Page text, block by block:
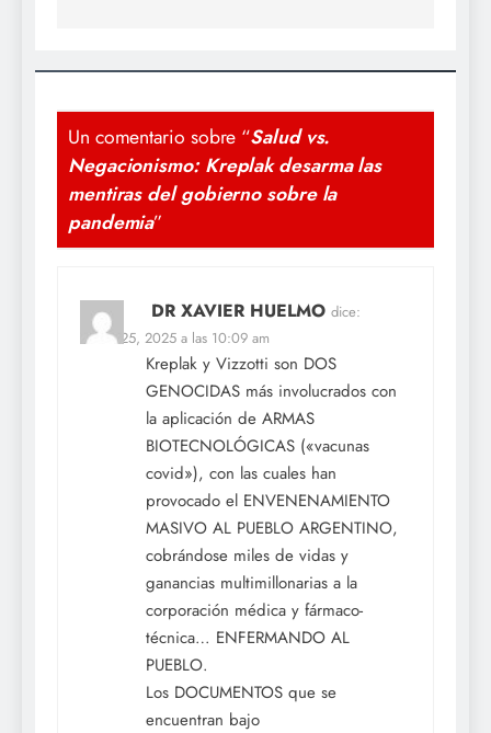
Un comentario sobre “Salud vs.
Negacionismo: Kreplak desarma las
mentiras del gobierno sobre la
pandemia”
DR XAVIER HUELMO dice:
marzo 25, 2025 a las 10:09 am
Kreplak y Vizzotti son DOS
GENOCIDAS más involucrados con
la aplicación de ARMAS
BIOTECNOLÓGICAS («vacunas
covid»), con las cuales han
provocado el ENVENENAMIENTO
MASIVO AL PUEBLO ARGENTINO,
cobrándose miles de vidas y
ganancias multimillonarias a la
corporación médica y fármaco-
técnica… ENFERMANDO AL
PUEBLO.
Los DOCUMENTOS que se
encuentran bajo